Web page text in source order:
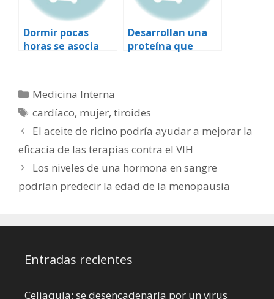
Dormir pocas
horas se asocia
Desarrollan una
proteína que
Categorías
Medicina Interna
Etiquetas
cardíaco, mujer,tiroides
El aceite de ricino podrí­a ayudar a mejorar la
eficacia de las terapias contra el VIH
Los niveles de una hormona en sangre
podrían predecir la edad de la menopausia
Entradas recientes
Celiaquía: se desencadenaría por un virus